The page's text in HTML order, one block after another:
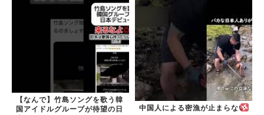
た｣
【なんで】竹島ソングを歌う韓
国アイドルグループが待望の日
中国人による密漁が止まらない